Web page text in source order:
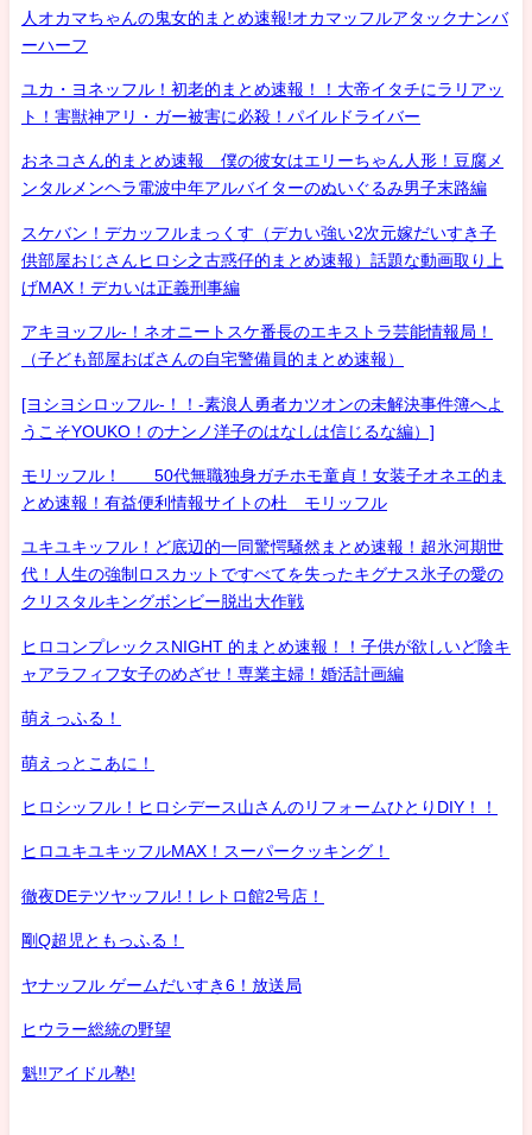
人オカマちゃんの鬼女的まとめ速報!オカマッフルアタックナンバ
ーハーフ
ユカ・ヨネッフル！初老的まとめ速報！！大帝イタチにラリアッ
ト！害獣神アリ・ガー被害に必殺！パイルドライバー
おネコさん的まとめ速報 僕の彼女はエリーちゃん人形！豆腐メ
ンタルメンヘラ電波中年アルバイターのぬいぐるみ男子末路編
スケバン！デカッフルまっくす（デカい強い2次元嫁だいすき子
供部屋おじさんヒロシ之古惑仔的まとめ速報）話題な動画取り上
げMAX！デカいは正義刑事編
アキヨッフル-！ネオニートスケ番長のエキストラ芸能情報局！
（子ども部屋おばさんの自宅警備員的まとめ速報）
[ヨシヨシロッフル-！！-素浪人勇者カツオンの未解決事件簿へよ
うこそYOUKO！のナンノ洋子のはなしは信じるな編）]
モリッフル！ 50代無職独身ガチホモ童貞！女装子オネエ的ま
とめ速報！有益便利情報サイトの杜 モリッフル
ユキユキッフル！ど底辺的一同驚愕騒然まとめ速報！超氷河期世
代！人生の強制ロスカットですべてを失ったキグナス氷子の愛の
クリスタルキングボンビー脱出大作戦
ヒロコンプレックスNIGHT 的まとめ速報！！子供が欲しいど陰キ
ャアラフィフ女子のめざせ！専業主婦！婚活計画編
萌えっふる！
萌えっとこあに！
ヒロシッフル！ヒロシデース山さんのリフォームひとりDIY！！
ヒロユキユキッフルMAX！スーパークッキング！
徹夜DEテツヤッフル!！レトロ館2号店！
剛Q超児ともっふる！
ヤナッフル ゲームだいすき6！放送局
ヒウラー総統の野望
魁!!アイドル塾!